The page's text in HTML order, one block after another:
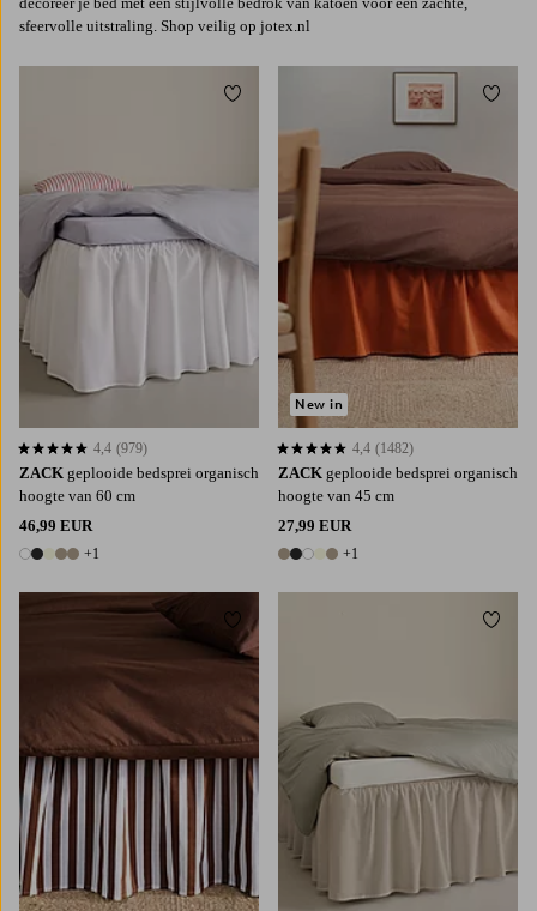
sfeervolle uitstraling. Shop veilig op jotex.nl
ZACK geplooide bedsprei organisch
hoogte van 60 cm
46,99 EUR
6 kleuren
+1
4,4 op basis van 979 beoordelingen
4,4 (979)
Toevoegen aan favorieten
ZACK geplooide bedsprei organisch
hoogte van 45 cm
27,99 EUR
6 kleuren
+1
4,4 op basis van 1482 beoordelingen
4,4 (1482)
New in
90X200
Toevoegen aan favorieten
120X200 140X200